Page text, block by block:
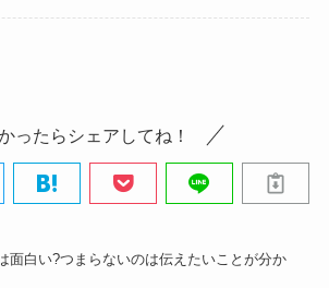
ったらシェアしてね！
面白い?つまらないのは伝えたいことが分か